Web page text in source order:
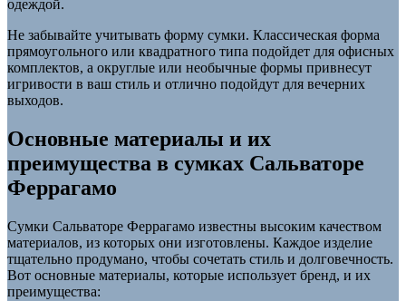
одеждой.
Не забывайте учитывать форму сумки. Классическая форма
прямоугольного или квадратного типа подойдет для офисных
комплектов, а округлые или необычные формы привнесут
игривости в ваш стиль и отлично подойдут для вечерних
выходов.
Основные материалы и их
преимущества в сумках Сальваторе
Феррагамо
Сумки Сальваторе Феррагамо известны высоким качеством
материалов, из которых они изготовлены. Каждое изделие
тщательно продумано, чтобы сочетать стиль и долговечность.
Вот основные материалы, которые использует бренд, и их
преимущества: